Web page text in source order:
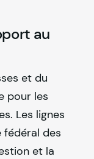
au
et du
pour les
Les lignes
des
et la